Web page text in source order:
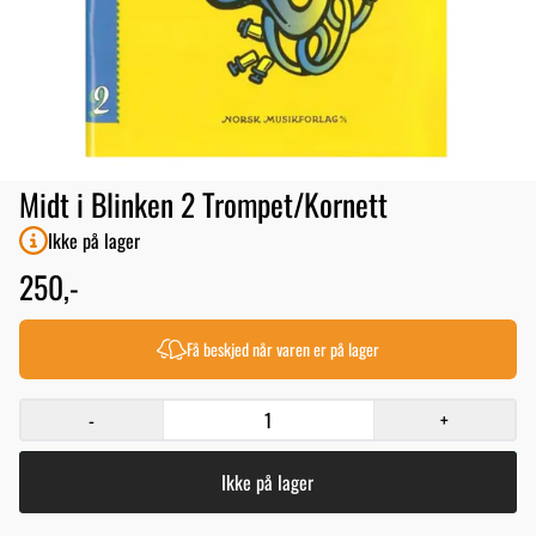
Midt i Blinken 2 Trompet/Kornett
Ikke på lager
250,-
Få beskjed når varen er på lager
- +
Ikke på lager